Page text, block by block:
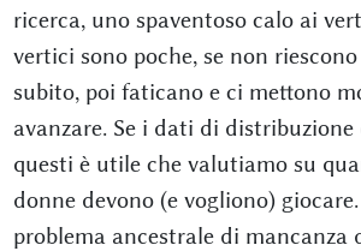
ricerca, uno spaventoso calo ai
vertici sono poche, se non
subito, poi faticano e ci mettono
avanzare. Se i dati di
questi è utile che valutiamo su
donne devono (e vogliono)
problema ancestrale di mancanza